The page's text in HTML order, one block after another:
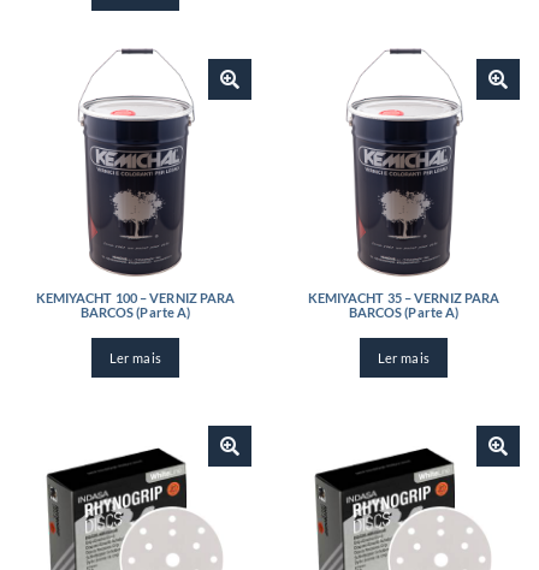
KEMIYACHT 100 – VERNIZ PARA
BARCOS (Parte A)
Ler mais
KEMIYACHT 35 – VERNIZ PARA
BARCOS (Parte A)
Ler mais